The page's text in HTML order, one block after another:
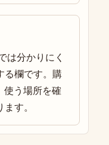
は分かりにく
る欄です。購
使う場所を確
す。